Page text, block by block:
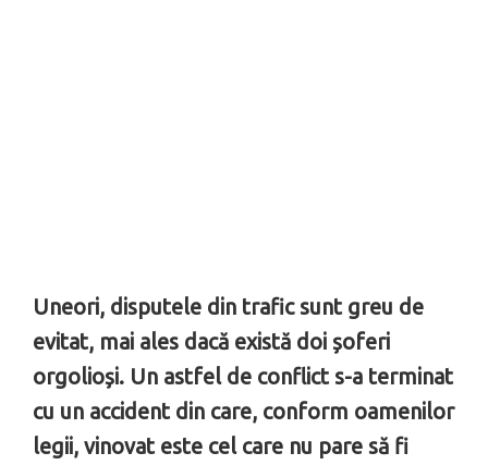
Uneori, disputele din trafic sunt greu de
evitat, mai ales dacă există doi șoferi
orgolioși. Un astfel de conflict s-a terminat
cu un accident din care, conform oamenilor
legii, vinovat este cel care nu pare să fi